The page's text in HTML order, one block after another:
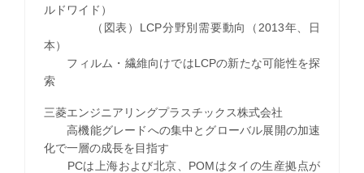
ルドワイド）
（図表）LCP分野別需要動向（2013年、日
本）
フィルム・繊維向けではLCPの新たな可能性を探
索
三菱エンジニアリングプラスチックス株式会社
高機能グレードへの集中とグローバル展開の加速
化で一層の成長を目指す
PCは上海および北京、POMはタイの生産拠点が